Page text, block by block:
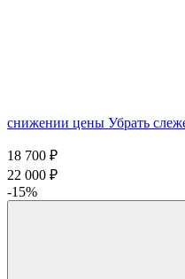
снижении цены Убрать
18 700 ₽
22 000 ₽
-15%